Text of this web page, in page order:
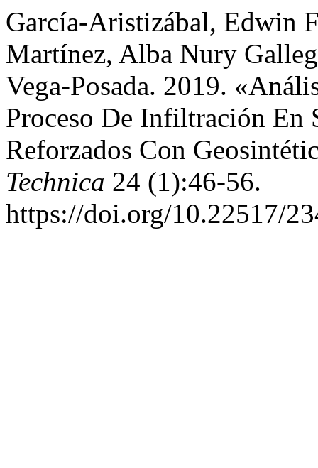
García-Aristizábal, Edwin
Martínez, Alba Nury
Vega-Posada. 2019.
Proceso De Infiltración En
Reforzados Con
Technica 24 (1):46-56.
https://doi.org/10.22517/